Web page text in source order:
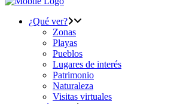
¿Qué ver?
Zonas
Playas
Pueblos
Lugares de interés
Patrimonio
Naturaleza
Visitas virtuales